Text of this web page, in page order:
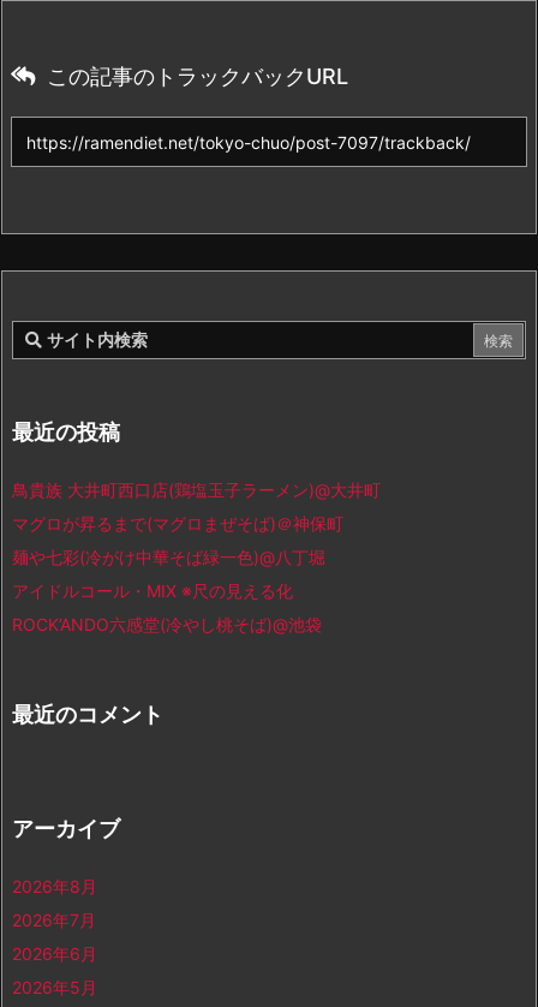
この記事のトラックバックURL
最近の投稿
鳥貴族 大井町西口店(鶏塩玉子ラーメン)@大井町
マグロが昇るまで(マグロまぜそば)＠神保町
麺や七彩(冷がけ中華そば緑一色)@八丁堀
アイドルコール・MIX ※尺の見える化
ROCK’ANDO六感堂(冷やし桃そば)@池袋
最近のコメント
アーカイブ
2026年8月
2026年7月
2026年6月
2026年5月